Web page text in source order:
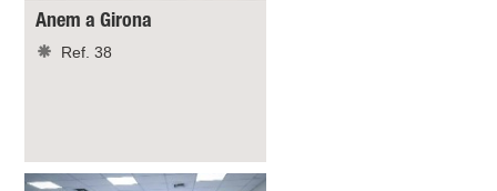
Anem a Girona
Ref. 38